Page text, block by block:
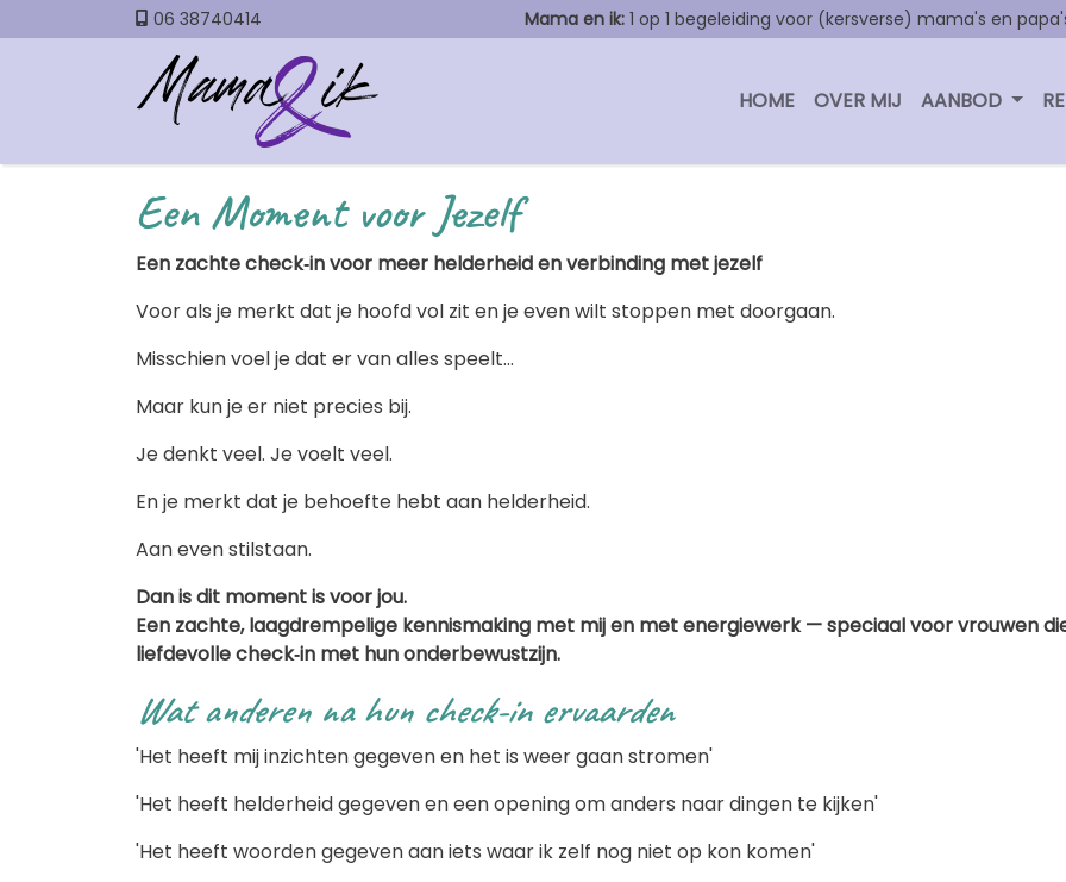
06 38740414 Mama en ik:1 op 1 begeleiding voor (kersverse) mama's en
HOME OVER MIJ AANBOD
Een Moment voor Jezelf
Een zachte check‑in voor meer helderheid en verbinding met jezelf
Voor als je merkt dat je hoofd vol zit en je even wilt stoppen met doorgaan.
Misschien voel je dat er van alles speelt...
Maar kun je er niet precies bij.
Je denkt veel. Je voelt veel.
En je merkt dat je behoefte hebt aan helderheid.
Aan even stilstaan.
Dan is dit moment is voor jou.
Een zachte, laagdrempelige kennismaking met mij en met energiewerk — speciaal voor vrouwen
liefdevolle check‑in met hun onderbewustzijn.
Wat anderen na hun check-in ervaarden
'Het heeft mij inzichten gegeven en het is weer gaan stromen'
'Het heeft helderheid gegeven en een opening om anders naar dingen te kijken'
'Het heeft woorden gegeven aan iets waar ik zelf nog niet op kon komen'